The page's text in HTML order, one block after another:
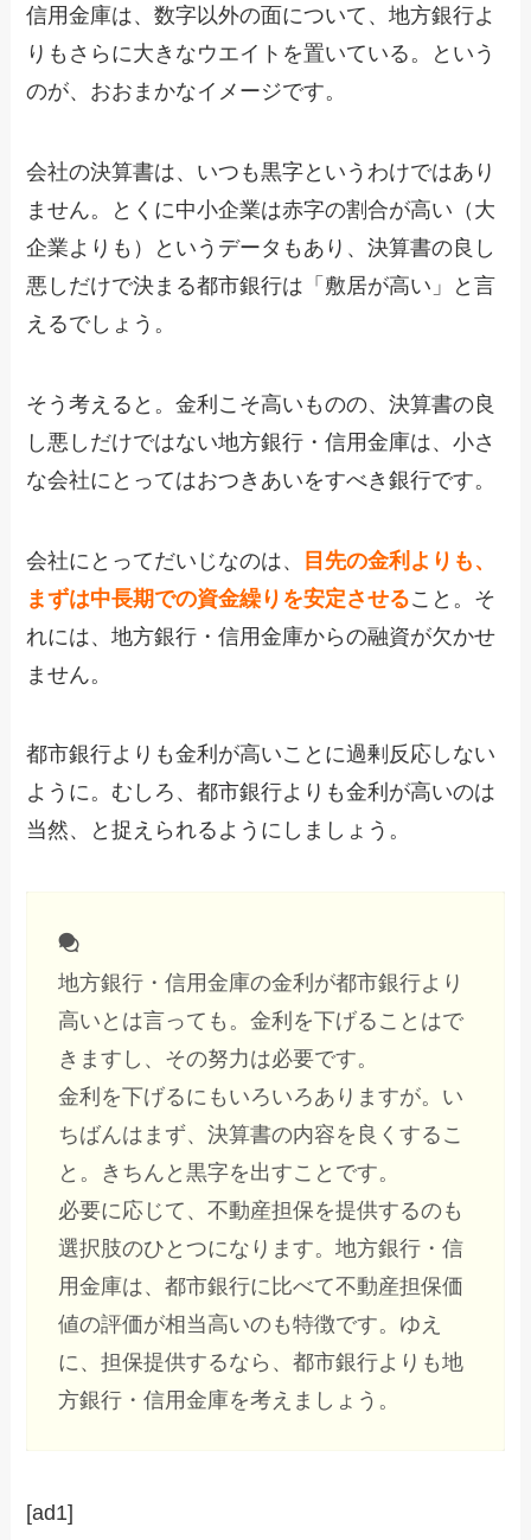
信用金庫は、数字以外の面について、地方銀行よ
りもさらに大きなウエイトを置いている。という
のが、おおまかなイメージです。
会社の決算書は、いつも黒字というわけではあり
ません。とくに中小企業は赤字の割合が高い（大
企業よりも）というデータもあり、決算書の良し
悪しだけで決まる都市銀行は「敷居が高い」と言
えるでしょう。
そう考えると。金利こそ高いものの、決算書の良
し悪しだけではない地方銀行・信用金庫は、小さ
な会社にとってはおつきあいをすべき銀行です。
会社にとってだいじなのは、
目先の金利よりも、
まずは中長期での資金繰りを安定させること。そ
れには、地方銀行・信用金庫からの融資が欠かせ
ません。
都市銀行よりも金利が高いことに過剰反応しない
ように。むしろ、都市銀行よりも金利が高いのは
当然、と捉えられるようにしましょう。
地方銀行・信用金庫の金利が都市銀行より
高いとは言っても。金利を下げることはで
きますし、その努力は必要です。
金利を下げるにもいろいろありますが。い
ちばんはまず、決算書の内容を良くするこ
と。きちんと黒字を出すことです。
必要に応じて、不動産担保を提供するのも
選択肢のひとつになります。地方銀行・信
用金庫は、都市銀行に比べて不動産担保価
値の評価が相当高いのも特徴です。ゆえ
に、担保提供するなら、都市銀行よりも地
方銀行・信用金庫を考えましょう。
[ad1]